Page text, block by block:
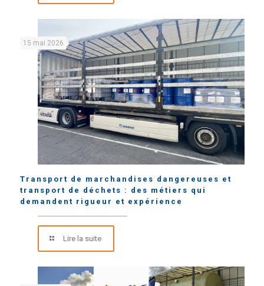
15 mai 2026
Transport de marchandises dangereuses et
transport de déchets : des métiers qui
demandent rigueur et expérience
Lire la suite